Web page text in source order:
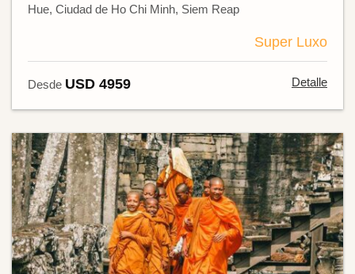
Hue, Ciudad de Ho Chi Minh, Siem Reap
Super Luxo
Desde USD 4959 Detalle